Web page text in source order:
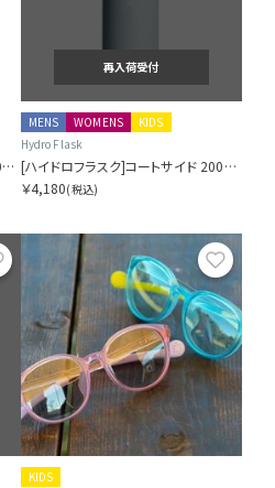
[ハイドロフラスク]コートサイド 200ミリリットル マイクロ ハイドロ シケイダグリーン
再入荷受付
MENS WOMENS
KIDS
Hydro Flask
[ハイドロフラスク]コートサイド 200ミリリットル マイクロ ハイドロ シーラスブルー
￥4,180(税込)
お気に入り
KIDS